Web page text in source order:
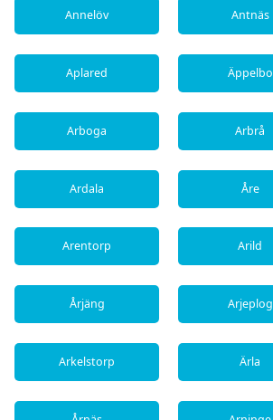
Annelöv Antnäs
Aplared Äppelbo
Arboga Arbrå
Ardala Åre
Arentorp Arild
Årjäng Arjeplog
Arkelstorp Ärla